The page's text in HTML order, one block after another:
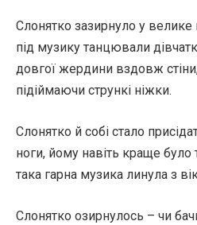
Слонятко зазирнуло у велике
під музику танцювали
довгої жердини вздовж
підіймаючи стрункі ніжки.
Слонятко й собі стало
ноги, йому навіть краще було
така гарна музика линула з
Слонятко озирнулось – чи